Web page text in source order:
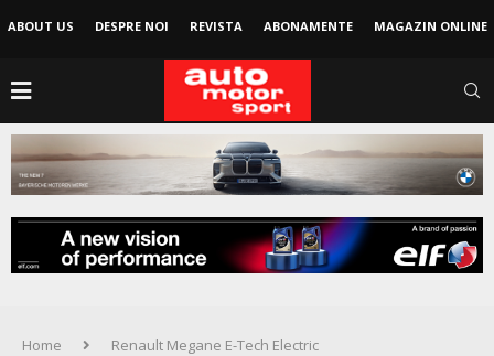
ABOUT US DESPRE NOI REVISTA ABONAMENTE MAGAZIN ONLINE
Home Renault Megane E-Tech Electric